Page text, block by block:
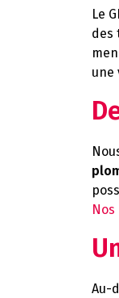
Le
des
une
Au-